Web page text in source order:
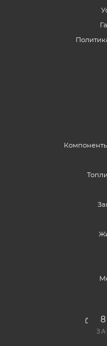
8